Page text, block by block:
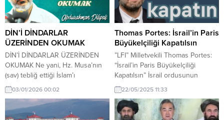
DİN’İ DİNDARLAR
ÜZERİNDEN OKUMAK
DİN’İ DİNDARLAR ÜZERİNDEN
OKUMAK Ne yani, Hz. Musa’nın
(sav) tebliğ ettiği İslam’ı
Netenyahu (LA:Lanetullahi aleyh)
üzerinden mi okuyacağız. Ya da
Hz. İsa Mesih’in (sav) tebliğ etti
İslam’ı Evenjelik’ler, Trump (la)
03/01/2026 00:02
Thomas Portes: İsrail’in Paris
Büyükelçiliği Kapatılsın
”LFI” Milletvekili Thomas Portes:
“İsrail’in Paris Büyükelçiliği
Kapatılsın” İsrail ordusunun
diplomatik heyete ateş açmasına
tepki büyüyor Fransa’da
muhalefetteki solcu Boyun
Eğmeyen Fransa (LFI) Partisi
22/05/2025 11:33